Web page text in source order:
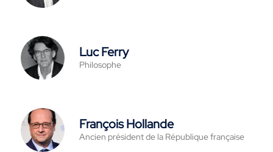
Luc Ferry
Philosophe
François Hollande
Ancien président de la République française